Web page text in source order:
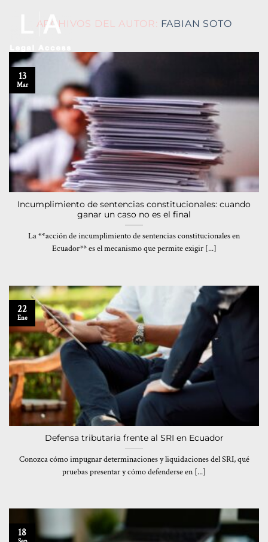
ARCHIVOS DEL AUTOR: FABIAN SOTO
Incumplimiento de sentencias constitucionales: cuando
ganar un caso no es el final
La **acción de incumplimiento de sentencias constitucionales en
Ecuador** es el mecanismo que permite exigir [...]
13
Mar
Defensa tributaria frente al SRI en Ecuador
Conozca cómo impugnar determinaciones y liquidaciones del SRI, qué
pruebas presentar y cómo defenderse en [...]
22
Ene
18